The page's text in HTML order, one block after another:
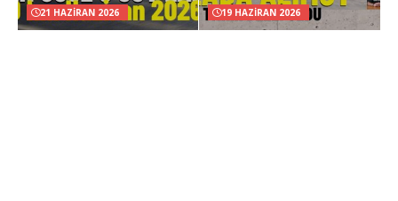
21 HAZIRAN 2026 19 HAZIRAN 2026